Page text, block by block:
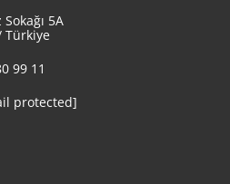
5A
Türkiye
99 11
protected]
açılır)açılır)
sayfada açılır)
(yeni sayfada açılır)